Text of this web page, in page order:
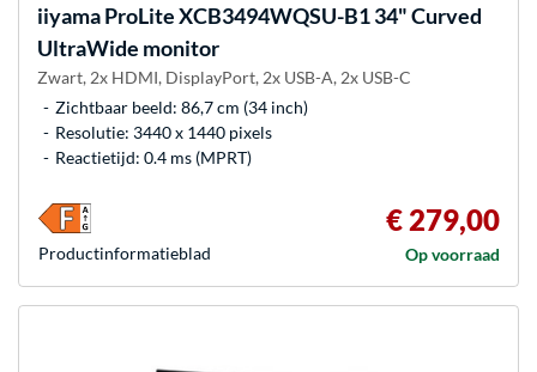
iiyamaProLite XCB3494WQSU-B1 34" Curved
UltraWide monitor
Zwart, 2x HDMI, DisplayPort, 2x USB-A, 2x USB-C
Zichtbaar beeld: 86,7 cm (34 inch)
Resolutie: 3440 x 1440 pixels
Reactietijd: 0.4 ms (MPRT)
€ 279,00
Op voorraad
Product­informatieblad